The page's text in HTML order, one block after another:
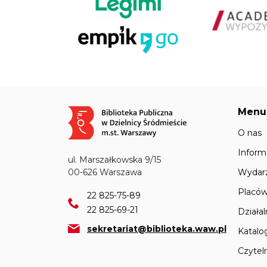
Obraz
ul. Marszałkowska 9/15
00-626 Warszawa
22 825-75-89
22 825-69-21
sekretariat@biblioteka.waw.pl
Menu
O nas